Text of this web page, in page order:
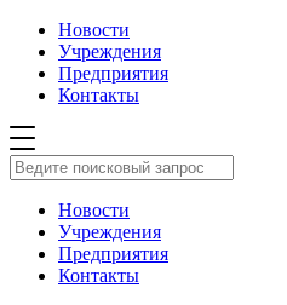
Новости
Учреждения
Предприятия
Контакты
Новости
Учреждения
Предприятия
Контакты